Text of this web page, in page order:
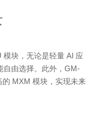
模块，无论是轻量 AI 应
自由选择。此外，GM-
的 MXM 模块，实现未来